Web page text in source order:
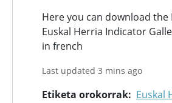
Here you can download
Euskal Herria Indicator
in french
Last updated 3 mins ago
Etiketa orokorrak
Euskal